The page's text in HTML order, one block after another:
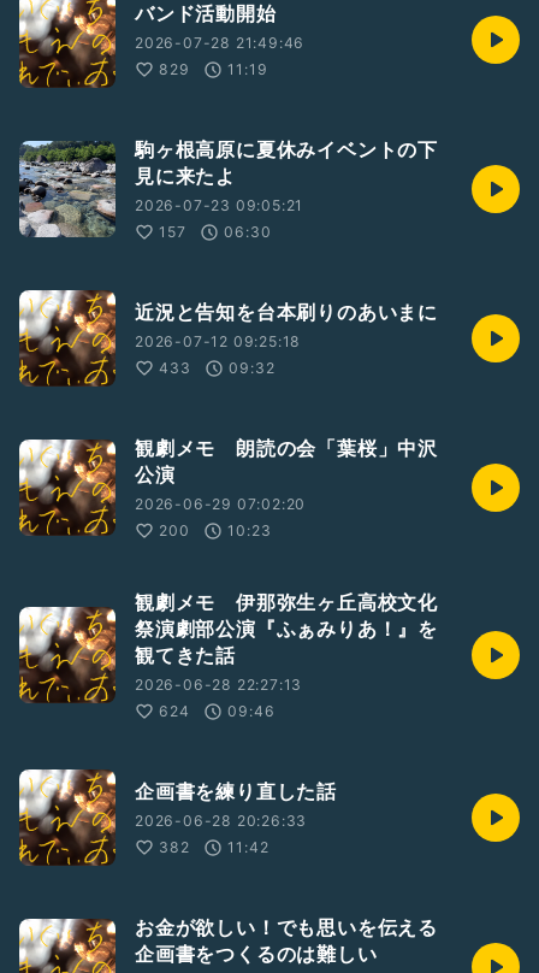
バンド活動開始
2026-07-28 21:49:46
829
11:19
駒ヶ根高原に夏休みイベントの下
見に来たよ
2026-07-23 09:05:21
157
06:30
近況と告知を台本刷りのあいまに
2026-07-12 09:25:18
433
09:32
観劇メモ 朗読の会「葉桜」中沢
公演
2026-06-29 07:02:20
200
10:23
観劇メモ 伊那弥生ヶ丘高校文化
祭演劇部公演『ふぁみりあ！』を
観てきた話
2026-06-28 22:27:13
624
09:46
企画書を練り直した話
2026-06-28 20:26:33
382
11:42
お金が欲しい！でも思いを伝える
企画書をつくるのは難しい